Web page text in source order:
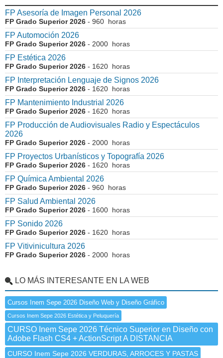
FP Asesoría de Imagen Personal 2026
FP Grado Superior 2026 - 960 horas
FP Automoción 2026
FP Grado Superior 2026 - 2000 horas
FP Estética 2026
FP Grado Superior 2026 - 1620 horas
FP Interpretación Lenguaje de Signos 2026
FP Grado Superior 2026 - 1620 horas
FP Mantenimiento Industrial 2026
FP Grado Superior 2026 - 1620 horas
FP Producción de Audiovisuales Radio y Espectáculos
2026
FP Grado Superior 2026 - 2000 horas
FP Proyectos Urbanísticos y Topografía 2026
FP Grado Superior 2026 - 1620 horas
FP Química Ambiental 2026
FP Grado Superior 2026 - 960 horas
FP Salud Ambiental 2026
FP Grado Superior 2026 - 1600 horas
FP Sonido 2026
FP Grado Superior 2026 - 1620 horas
FP Vitivinicultura 2026
FP Grado Superior 2026 - 2000 horas
LO MÁS INTERESANTE EN LA WEB
Cursos Inem Sepe 2026 Diseño Web y Diseño Gráfico
Cursos Inem Sepe 2026 Estética y Peluquería
CURSO Inem Sepe 2026 Técnico Superior en Diseño con
Adobe Flash CS4 + ActionScript A DISTANCIA
CURSO Inem Sepe 2026 VERDURAS, ARROCES Y PASTAS